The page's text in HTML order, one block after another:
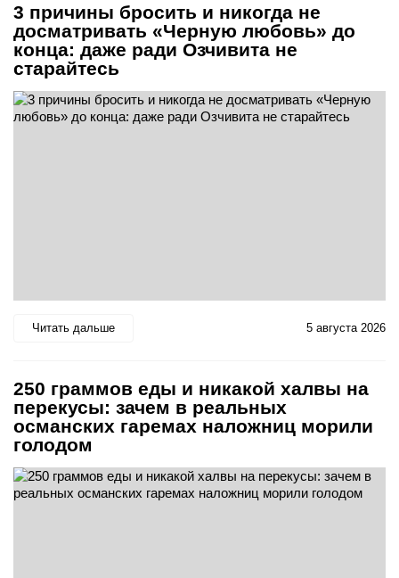
3 причины бросить и никогда не
досматривать «Черную любовь» до
конца: даже ради Озчивита не
старайтесь
Читать дальше 5 августа 2026
250 граммов еды и никакой халвы на
перекусы: зачем в реальных
османских гаремах наложниц морили
голодом